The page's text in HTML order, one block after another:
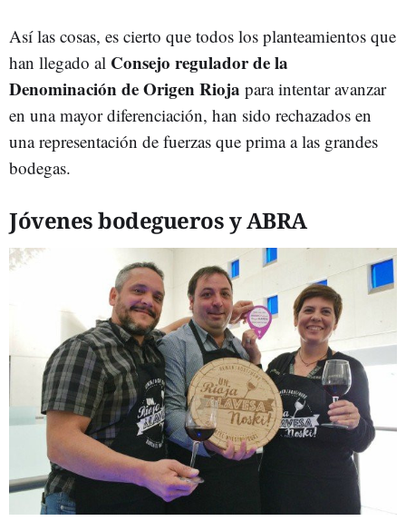
Así las cosas, es cierto que todos los planteamientos que
han llegado al Consejo regulador de la
Denominación de Origen Rioja para intentar avanzar
en una mayor diferenciación, han sido rechazados en
una representación de fuerzas que prima a las grandes
bodegas.
Jóvenes bodegueros y ABRA